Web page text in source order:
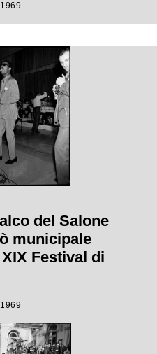
del Salone
municipale
Festival di